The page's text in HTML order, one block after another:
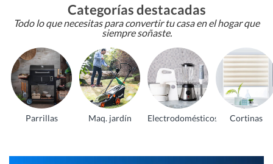
Categorías destacadas
Todo lo que necesitas para convertir tu casa en el hogar que
siempre soñaste.
Parrillas Maq. jardín Electrodomésticos Cortinas